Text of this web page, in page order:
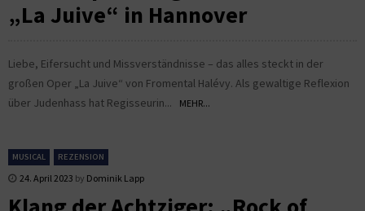
„La Juive“ in Hannover
Liebe, Eifersucht und Missverständnisse – das alles steckt in der
großen Oper „La Juive“ von Fromental Halévy. Als gewaltige Reflexion
über Judenhass hat Regisseurin...
MEHR...
MUSICAL REZENSION
24. April 2023 by Dominik Lapp